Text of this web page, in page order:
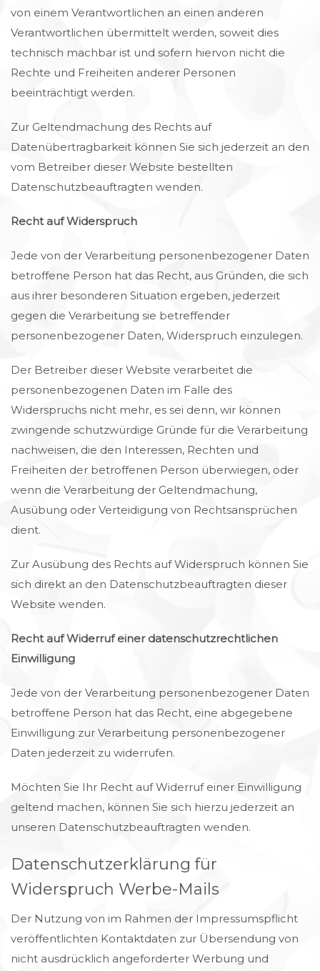
von einem Verantwortlichen an einen anderen
Verantwortlichen übermittelt werden, soweit dies
technisch machbar ist und sofern hiervon nicht die
Rechte und Freiheiten anderer Personen
beeinträchtigt werden.
Zur Geltendmachung des Rechts auf
Datenübertragbarkeit können Sie sich jederzeit an den
vom Betreiber dieser Website bestellten
Datenschutzbeauftragten wenden.
Recht auf Widerspruch
Jede von der Verarbeitung personenbezogener Daten
betroffene Person hat das Recht, aus Gründen, die sich
aus ihrer besonderen Situation ergeben, jederzeit
gegen die Verarbeitung sie betreffender
personenbezogener Daten, Widerspruch einzulegen.
Der Betreiber dieser Website verarbeitet die
personenbezogenen Daten im Falle des
Widerspruchs nicht mehr, es sei denn, wir können
zwingende schutzwürdige Gründe für die Verarbeitung
nachweisen, die den Interessen, Rechten und
Freiheiten der betroffenen Person überwiegen, oder
wenn die Verarbeitung der Geltendmachung,
Ausübung oder Verteidigung von Rechtsansprüchen
dient.
Zur Ausübung des Rechts auf Widerspruch können Sie
sich direkt an den Datenschutzbeauftragten dieser
Website wenden.
Recht auf Widerruf einer datenschutzrechtlichen
Einwilligung
Jede von der Verarbeitung personenbezogener Daten
betroffene Person hat das Recht, eine abgegebene
Einwilligung zur Verarbeitung personenbezogener
Daten jederzeit zu widerrufen.
Möchten Sie Ihr Recht auf Widerruf einer Einwilligung
geltend machen, können Sie sich hierzu jederzeit an
unseren Datenschutzbeauftragten wenden.
Datenschutzerklärung für
Widerspruch Werbe-Mails
Der Nutzung von im Rahmen der Impressumspflicht
veröffentlichten Kontaktdaten zur Übersendung von
nicht ausdrücklich angeforderter Werbung und